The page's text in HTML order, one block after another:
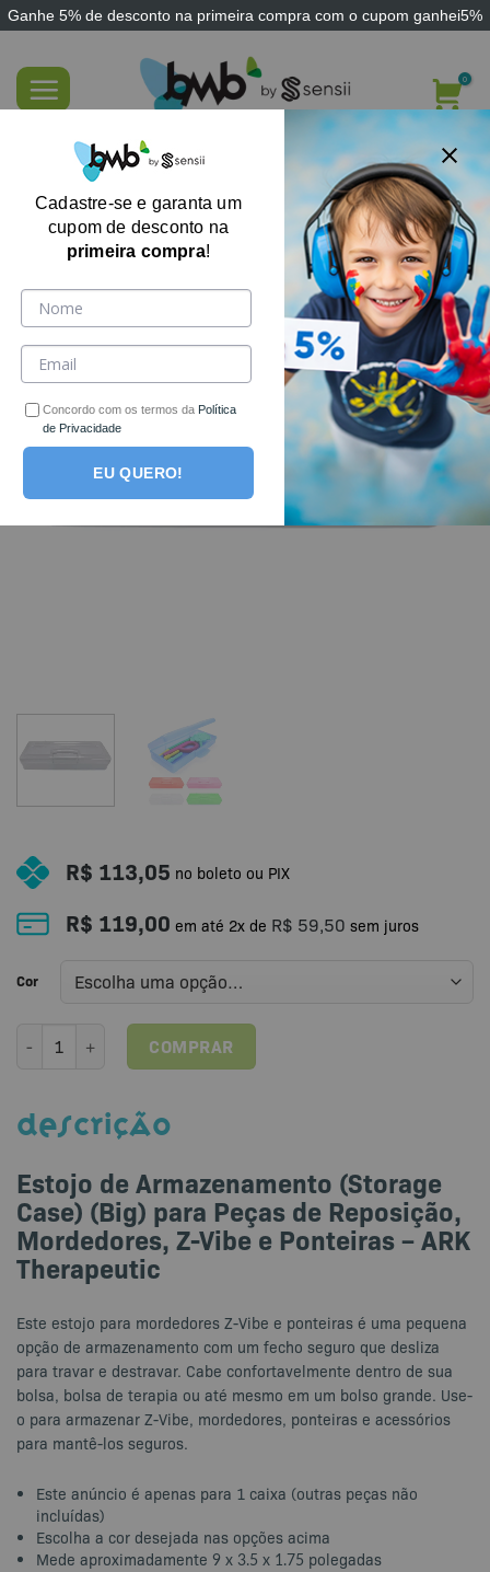
Ganhe 5% de desconto na primeira compra com o cupom ganhei5%
content
Estojo de Armazenamento Peças de
Reposição Mordedores Z-Vibe Ponteiras
R$ 113,05 no boleto ou PIX
R$ 119,00 em até 2x de R$ 59,50 sem juros
Cor
Estojo de Armazenamento Peças de Reposição Mordedores Z-
COMPRAR
DESCRIÇÃO
Estojo de Armazenamento (Storage
Case) (Big) para Peças de Reposição,
Mordedores, Z-Vibe e Ponteiras – ARK
Therapeutic
Este estojo para mordedores Z-Vibe e ponteiras é uma pequena
opção de armazenamento com um fecho seguro que desliza
para travar e destravar. Cabe confortavelmente dentro de sua
bolsa, bolsa de terapia ou até mesmo em um bolso grande. Use-
o para armazenar Z-Vibe, mordedores, ponteiras e acessórios
para mantê-los seguros.
Este anúncio é apenas para 1 caixa (outras peças não
incluídas)
Escolha a cor desejada nas opções acima
Mede aproximadamente 9 x 3.5 x 1.75 polegadas
Cadastre-se e garanta um
cupom de desconto na
primeira compra!
Concordo com os termos da Política
de Privacidade
EU QUERO!